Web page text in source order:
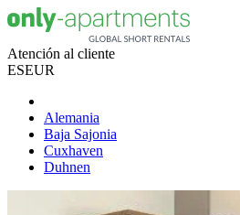
Atención al cliente
ESEUR
Alemania
Baja Sajonia
Cuxhaven
Duhnen